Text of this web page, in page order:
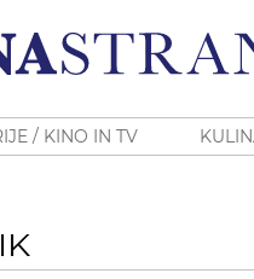
/ KINO IN TV